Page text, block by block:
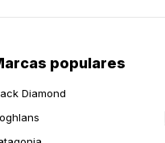
populares
Diamond